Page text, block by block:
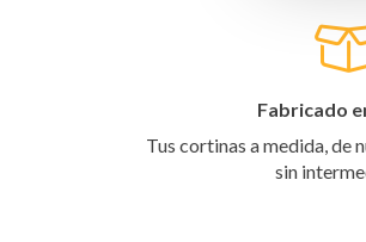
Fabricado
Tus cortinas a medida, de
sin